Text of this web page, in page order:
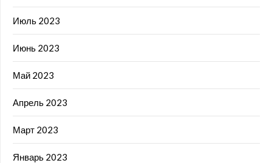
Июль 2023
Июнь 2023
Май 2023
Апрель 2023
Март 2023
Январь 2023